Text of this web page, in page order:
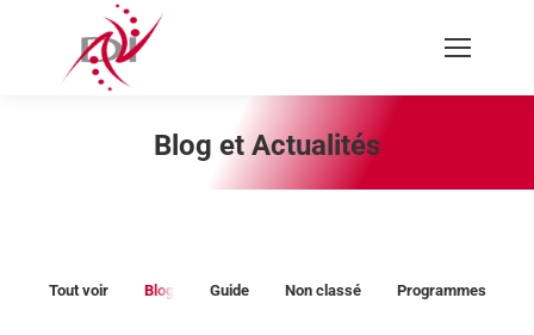
Recherche
:
Blog et Actualités
Vous êtes ici :
Tout voir Blog Guide Non classé Programmes